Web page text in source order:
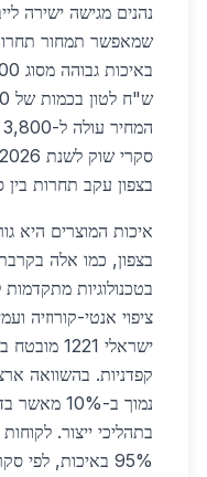
נהנים מגישה ישירה
שמאפשר תמחור
בצפון עקב תחרות בין
איכות המוצרים היא
בצפון, כמו אלה
בטכנולוגיות
ציפוי אנטי-קורוזיה
ישראלי
קפדניות. בהשוואה
נמוך ב-
בתהליכי ייצור.
95% באיכות, לפי